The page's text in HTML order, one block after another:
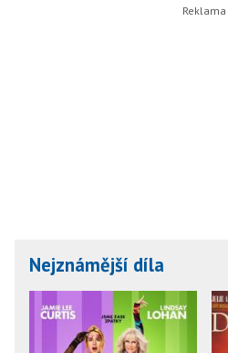
Nejznámější díla